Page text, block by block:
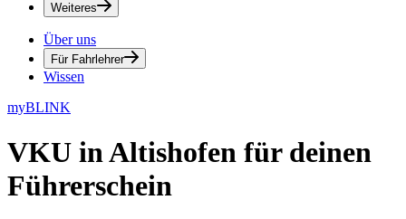
Weiteres
Über uns
Für Fahrlehrer
Wissen
myBLINK
VKU in Altishofen für deinen
Führerschein